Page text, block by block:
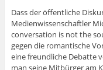
Dass der öffentliche
Medienwissenschaftler
conversation is not the
gegen die romantische
eine freundliche Debatte
man seine Mitbürger am